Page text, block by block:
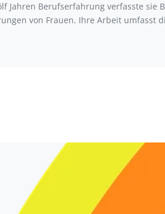
Jahren Berufserfahrung verfasste
von Frauen. Ihre Arbeit umfasst